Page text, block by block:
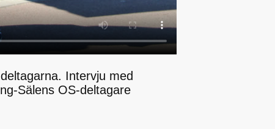
Intervju med
Sälens OS-deltagare